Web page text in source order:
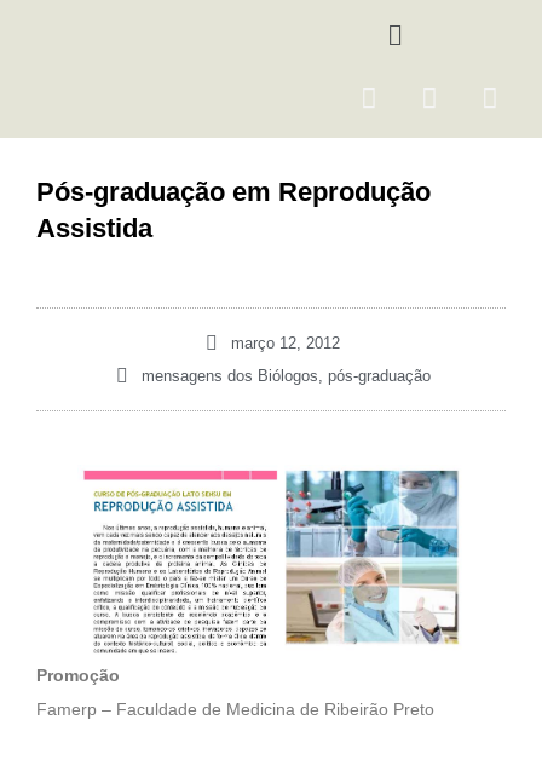
Menu
F
e
b
I
a
m
Y
Pós-graduação em Reprodução
Assistida
março 12, 2012
mensagens dos Biólogos, pós-graduação
Promoção
Famerp – Faculdade de Medicina de Ribeirão Preto